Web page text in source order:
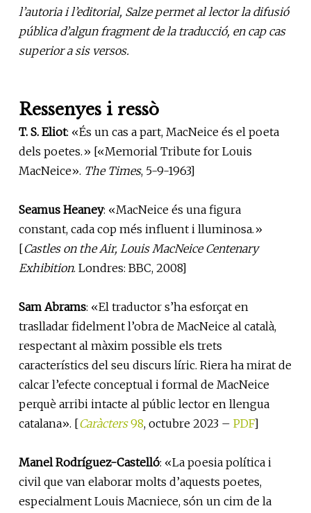
l’autoria i l’editorial, Salze permet al lector la difusió
pública d’algun fragment de la traducció, en cap cas
superior a sis versos.
Ressenyes i ressò
T. S. Eliot: «És un cas a part, MacNeice és el poeta
dels poetes.» [«Memorial Tribute for Louis
MacNeice». The Times, 5-9-1963]
Seamus Heaney: «MacNeice és una figura
constant, cada cop més influent i lluminosa.»
[Castles on the Air, Louis MacNeice Centenary
Exhibition. Londres: BBC, 2008]
Sam Abrams: «El traductor s’ha esforçat en
traslladar fidelment l’obra de MacNeice al català,
respectant al màxim possible els trets
característics del seu discurs líric. Riera ha mirat de
calcar l’efecte conceptual i formal de MacNeice
perquè arribi intacte al públic lector en llengua
catalana». [Caràcters98, octubre 2023 – PDF]
Manel Rodríguez-Castelló: «La poesia política i
civil que van elaborar molts d’aquests poetes,
especialment Louis Macniece, són un cim de la